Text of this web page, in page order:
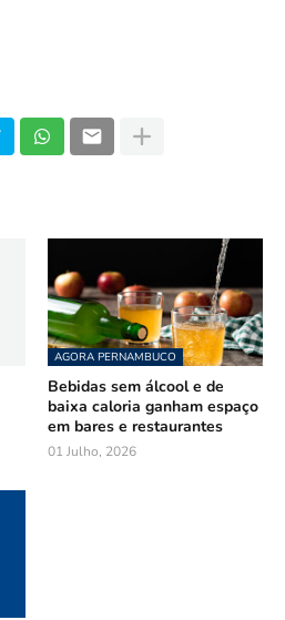
AGORA PERNAMBUCO
Bebidas sem álcool e de
baixa caloria ganham espaço
em bares e restaurantes
01 Julho, 2026